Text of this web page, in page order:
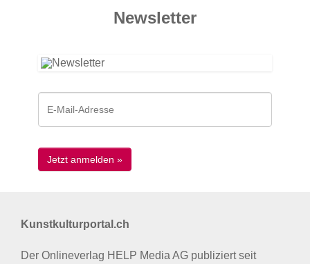
News­letter
Kunstkulturportal.ch
Der Onlineverlag HELP Media AG publiziert seit